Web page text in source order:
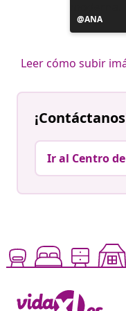
realizada
ANA
Leer cómo subir
Ir al Centro